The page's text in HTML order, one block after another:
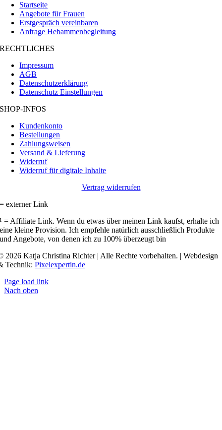
Startseite
Angebote für Frauen
Erstgespräch vereinbaren
Anfrage Hebammenbegleitung
RECHTLICHES
Impressum
AGB
Datenschutzerklärung
Datenschutz Einstellungen
SHOP-INFOS
Kundenkonto
Bestellungen
Zahlungsweisen
Versand & Lieferung
Widerruf
Widerruf für digitale Inhalte
Vertrag widerrufen
= externer Link
¹ = Affiliate Link. Wenn du etwas über meinen Link kaufst, erhalte ich
eine kleine Provision. Ich empfehle natürlich ausschließlich Produkte
und Angebote, von denen ich zu 100% überzeugt bin
2026 Katja Christina Richter | Alle Rechte vorbehalten. | Webdesign
Technik:Pixelexpertin.de
Page load link
Nach oben